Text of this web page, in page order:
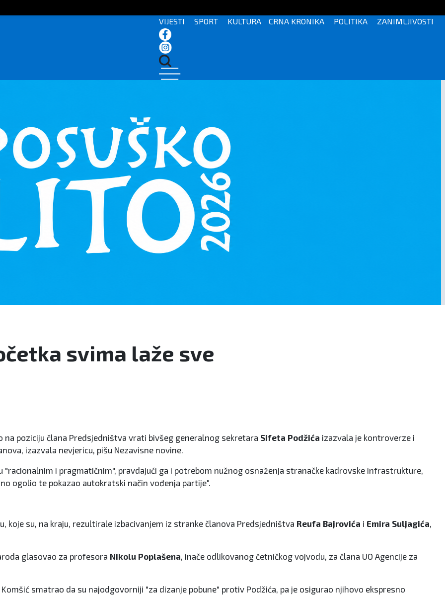
VIJESTI SPORT KULTURA CRNA KRONIKA POLITIKA ZANIMLJIVOSTI
svima laže sve
na poziciju člana Predsjedništva vrati bivšeg generalnog sekretara Sifeta Podžića izazvala je kontroverze i
izazvala nevjericu, pišu Nezavisne novine.
"racionalnim i pragmatičnim", pravdajući ga i potrebom nužnog osnaženja stranačke kadrovske infrastrukture,
ogolio te pokazao autokratski način vođenja partije".
koje su, na kraju, rezultirale izbacivanjem iz stranke članova Predsjedništva Reufa Bajrovića i Emira Suljagića,
glasovao za profesora Nikolu Poplašena, inače odlikovanog četničkog vojvodu, za člana UO Agencije za
smatrao da su najodgovorniji "za dizanje pobune" protiv Podžića, pa je osigurao njihovo ekspresno